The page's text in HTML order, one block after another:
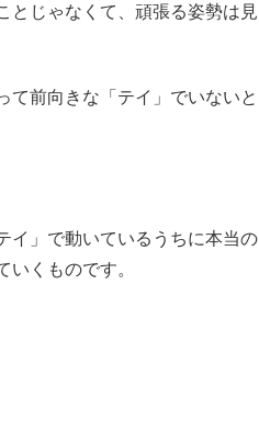
とじゃなくて、頑張る姿勢は見
て前向きな「テイ」でいないと
イ」で動いているうちに本当の
くものです。